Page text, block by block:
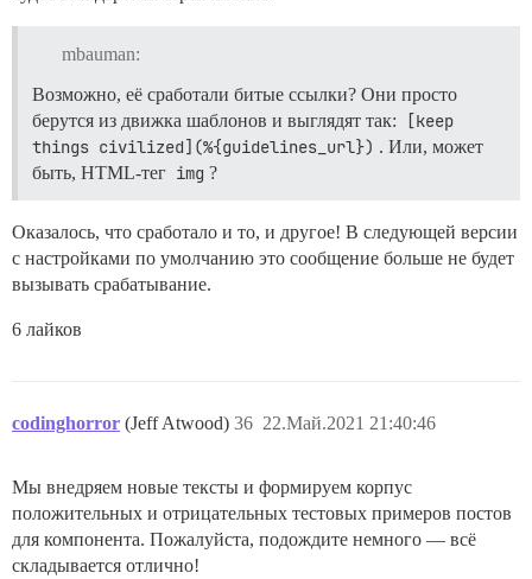
mbauman:
Возможно, её сработали битые ссылки? Они просто
берутся из движка шаблонов и выглядят так:
[keep
things civilized](%{guidelines_url}) . Или, может
быть, HTML-тег img ?
Оказалось, что сработало и то, и другое! В следующей версии
с настройками по умолчанию это сообщение больше не будет
вызывать срабатывание.
6 лайков
codinghorror (Jeff Atwood) 22.Май.2021 21:40:46
36
Мы внедряем новые тексты и формируем корпус
положительных и отрицательных тестовых примеров постов
для компонента. Пожалуйста, подождите немного — всё
складывается отлично!